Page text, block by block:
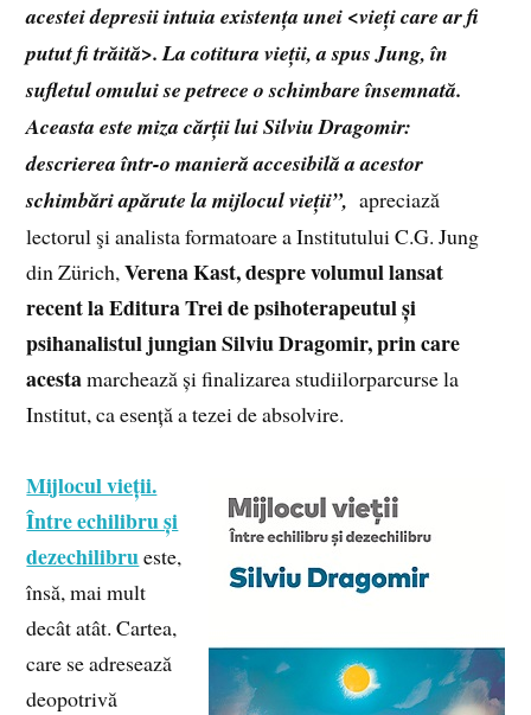
acestei depresii intuia existența unei <vieți care ar fi
putut fi trăită>. La cotitura vieții, a spus Jung, în
sufletul omului se petrece o schimbare însemnată.
Aceasta este miza cărții lui Silviu Dragomir:
descrierea într-o manieră accesibilă a acestor
schimbări apărute la mijlocul vieții”, apreciază
lectorul şi analista formatoare a Institutului C.G. Jung
din Zürich,Verena Kast, despre volumul lansat
recent la Editura Trei de psihoterapeutul și
psihanalistul jungian Silviu Dragomir, prin care
acestamarchează și finalizarea studiilorparcurse la
Institut, ca esență a tezei de absolvire.
Mijlocul vieții.
Între echilibru și
dezechilibrueste,
însă, mai mult
decât atât. Cartea,
care se adresează
deopotrivă